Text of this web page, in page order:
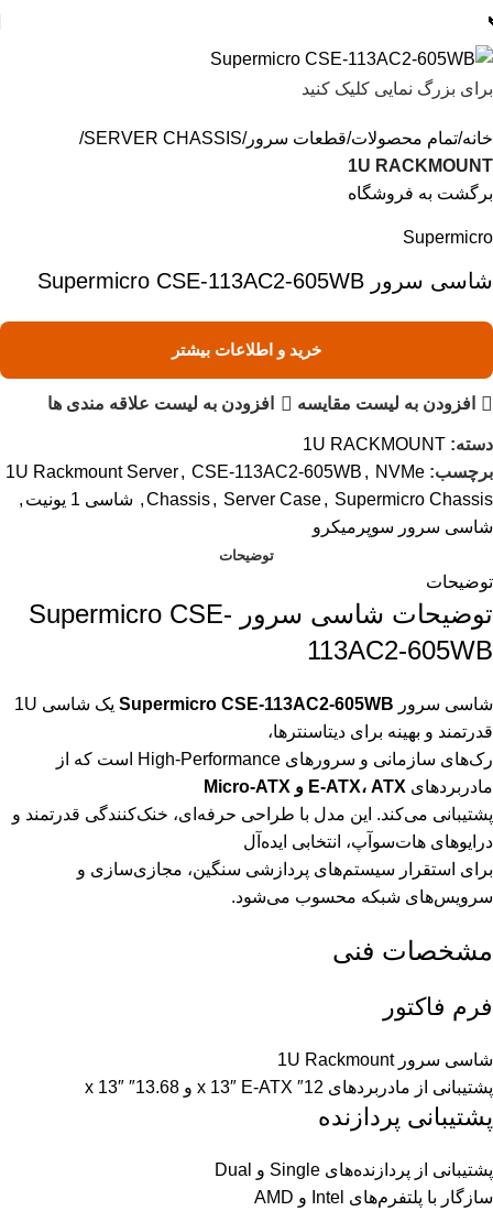
برای بزرگ نمایی کلیک کنید
خانه تمام محصولات قطعات سرور SERVER CHASSIS
1U RACKMOUNT
برگشت به فروشگاه
Supermicro
شاسی سرور Supermicro CSE-113AC2-605WB
خرید و اطلاعات بیشتر
افزودن به لیست مقایسه افزودن به لیست علاقه مندی ها
دسته: 1U RACKMOUNT
برچسب:
1U Rackmount Server, CSE-113AC2-605WB , NVMe
Chassis, Server Case, Supermicro Chassis
, شاسی 1 یونیت
,
شاسی سرور سوپرمیکرو
توضیحات
توضیحات
توضیحات شاسی سرور Supermicro CSE-
113AC2-605WB
شاسی سرور Supermicro CSE-113AC2-605WB
یک شاسی 1U
قدرتمند و بهینه برای دیتاسنترها،
رک‌های سازمانی و سرورهای High-Performance است که از
مادربردهای E-ATX، ATX و Micro-ATX
پشتیبانی می‌کند. این مدل با طراحی حرفه‌ای، خنک‌کنندگی قدرتمند و
درایوهای هات‌سوآپ، انتخابی ایده‌آل
برای استقرار سیستم‌های پردازشی سنگین، مجازی‌سازی و
سرویس‌های شبکه محسوب می‌شود.
مشخصات فنی
فرم فاکتور
شاسی سرور 1U Rackmount
پشتیبانی از مادربردهای 12″ x 13″ E-ATX و 13.68″ x 13″
پشتیبانی پردازنده
پشتیبانی از پردازنده‌های Single و Dual
سازگار با پلتفرم‌های Intel و AMD